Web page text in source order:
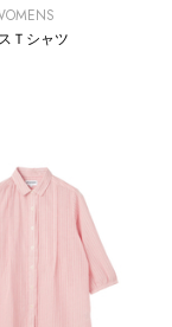
Ｔシャツ